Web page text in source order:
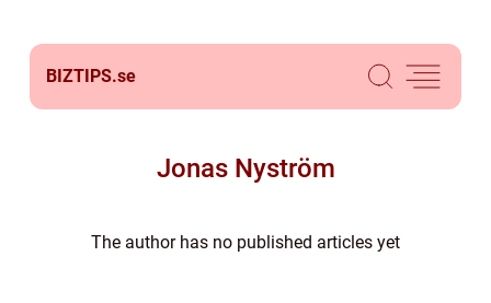
BIZTIPS.se
Jonas Nyström
The author has no published articles yet